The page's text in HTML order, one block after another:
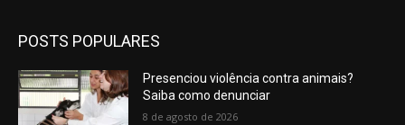
POSTS POPULARES
Presenciou violência contra animais?
Saiba como denunciar
8 de agosto de 2026